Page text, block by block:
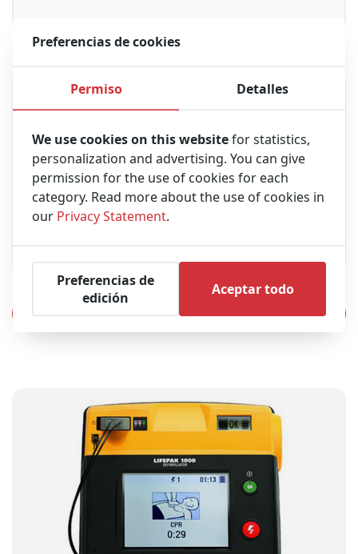
Preferencias de cookies
Permiso Detalles
We use cookies on this websitefor statistics,
personalization and advertising. You can give
permission for the use of cookies for each
category. Read more about the use of cookies in
our Privacy Statement.
Preferencias de
edición
Aceptar todo